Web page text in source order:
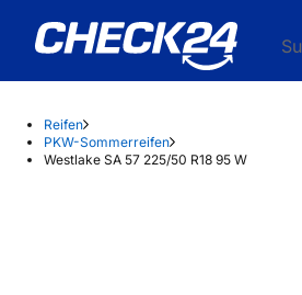
Reifen
PKW-Sommerreifen
Westlake SA 57 225/50 R18 95 W